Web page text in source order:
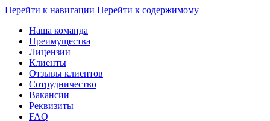
Перейти к навигации Перейти к содержимому
Наша команда
Преимущества
Лицензии
Клиенты
Отзывы клиентов
Сотрудничество
Вакансии
Реквизиты
FAQ